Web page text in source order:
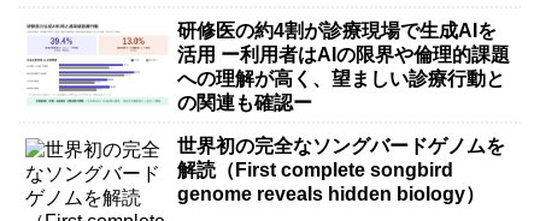
研修医の約4割が診療現場で生成AIを
活用 ー利用者はAIの限界や倫理的課題
への理解が高く、望ましい診療行動と
の関連も確認ー
世界初の完全なソングバードゲノムを
解読（First complete songbird
genome reveals hidden biology）